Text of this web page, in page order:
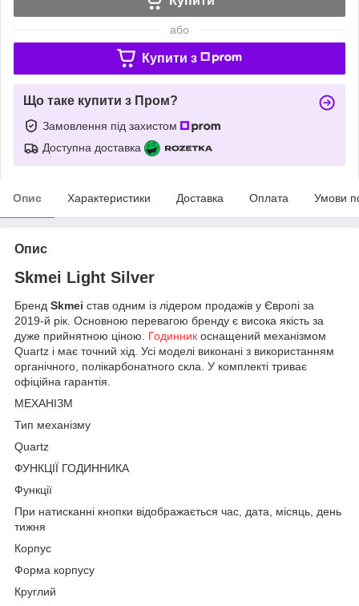
або
Купити з
Що таке купити з Пром?
Замовлення під захистом
Доступна доставка
Опис Характеристики Доставка Оплата Умови
Опис
Skmei Light Silver
Бренд Skmei став одним із лідером продажів у Європі за
2019-й рік. Основною перевагою бренду є висока якість за
дуже прийнятною ціною. Годинник оснащений механізмом
Quartz і має точний хід. Усі моделі виконані з використанням
органічного, полікарбонатного скла. У комплекті триває
офіційна гарантія.
МЕХАНІЗМ
Тип механізму
Quartz
ФУНКЦІЇ ГОДИННИКА
Функції
При натисканні кнопки відображається час, дата, місяць, день
тижня
Корпус
Форма корпусу
Круглий